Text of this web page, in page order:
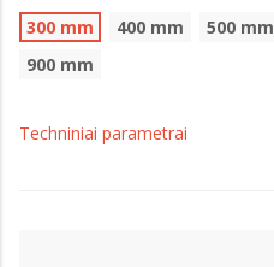
300 mm 400 mm 500 mm
900 mm
Techniniai parametrai